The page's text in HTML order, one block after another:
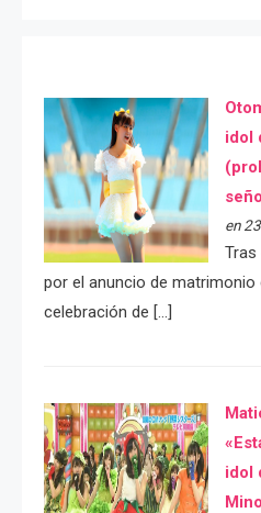
idol
en
por el anuncio de matrimonio
celebración de […]
idol